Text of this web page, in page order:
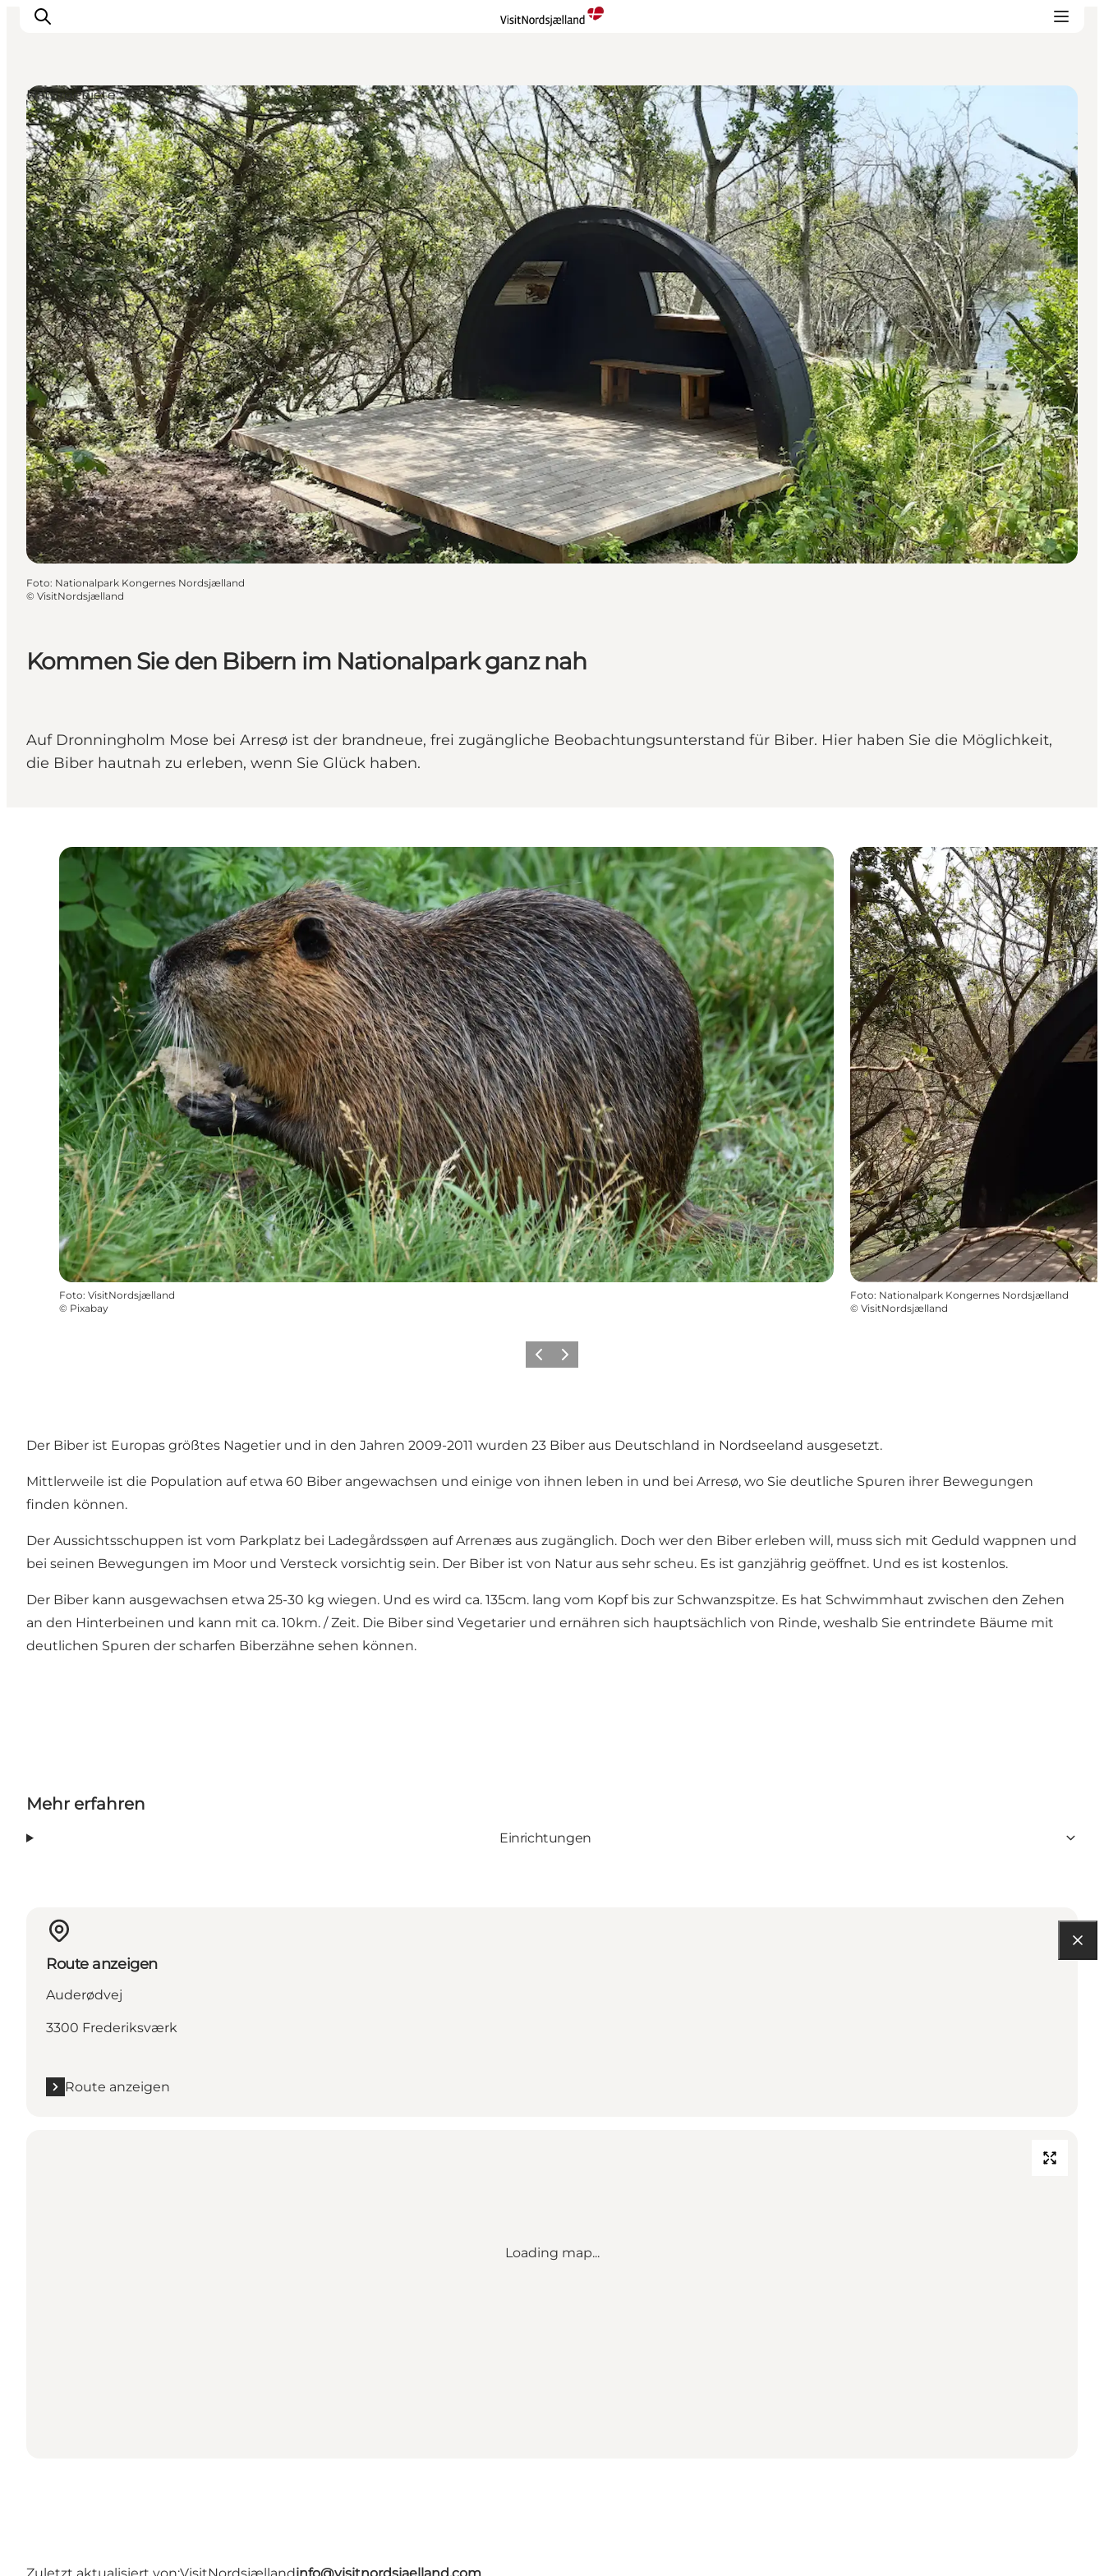
Highlights
Erlebnisse
Geschmack
Unterkünfte
Städte
Reiseplanung
Kommen Sie den Bibern im Nationalpark ganz nah
Auf Dronningholm Mose bei Arresø ist der brandneue, frei zugängliche Beobachtungsunterstand für Biber. Hier haben Sie die Möglichkeit,
die Biber hautnah zu erleben, wenn Sie Glück haben.
Naturgebiete
Foto: Nationalpark Kongernes Nordsjælland
© VisitNordsjælland
Foto: VisitNordsjælland
© Pixabay
Foto: Nationalpark Kongernes Nordsjælland
© VisitNordsjælland
ZurückWeiter
Der Biber ist Europas größtes Nagetier und in den Jahren 2009-2011 wurden 23 Biber aus Deutschland in Nordseeland ausgesetzt.
Mittlerweile ist die Population auf etwa 60 Biber angewachsen und einige von ihnen leben in und bei Arresø, wo Sie deutliche Spuren ihrer Bewegungen
finden können.
Der Aussichtsschuppen ist vom Parkplatz bei Ladegårdssøen auf Arrenæs aus zugänglich. Doch wer den Biber erleben will, muss sich mit Geduld wappnen und
bei seinen Bewegungen im Moor und Versteck vorsichtig sein. Der Biber ist von Natur aus sehr scheu. Es ist ganzjährig geöffnet. Und es ist kostenlos.
Der Biber kann ausgewachsen etwa 25-30 kg wiegen. Und es wird ca. 135cm. lang vom Kopf bis zur Schwanzspitze. Es hat Schwimmhaut zwischen den Zehen
an den Hinterbeinen und kann mit ca. 10km. / Zeit. Die Biber sind Vegetarier und ernähren sich hauptsächlich von Rinde, weshalb Sie entrindete Bäume mit
deutlichen Spuren der scharfen Biberzähne sehen können.
Mehr erfahren
Einrichtungen
Route anzeigen
Auderødvej
3300 Frederiksværk
Route anzeigen
Loading map...
Zuletzt aktualisiert von:VisitNordsjællandinfo@visitnordsjaelland.com